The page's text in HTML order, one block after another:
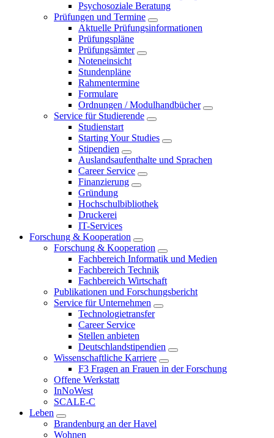
Psychosoziale Beratung
Prüfungen und Termine
Aktuelle Prüfungsinformationen
Prüfungspläne
Prüfungsämter
Noteneinsicht
Stundenpläne
Rahmentermine
Formulare
Ordnungen / Modulhandbücher
Service für Studierende
Studienstart
Starting Your Studies
Stipendien
Auslandsaufenthalte und Sprachen
Career Service
Finanzierung
Gründung
Hochschulbibliothek
Druckerei
IT-Services
Forschung & Kooperation
Forschung & Kooperation
Fachbereich Informatik und Medien
Fachbereich Technik
Fachbereich Wirtschaft
Publikationen und Forschungsbericht
Service für Unternehmen
Technologietransfer
Career Service
Stellen anbieten
Deutschlandstipendien
Wissenschaftliche Karriere
F3 Fragen an Frauen in der Forschung
Offene Werkstatt
InNoWest
SCALE-C
Leben
Brandenburg an der Havel
Wohnen